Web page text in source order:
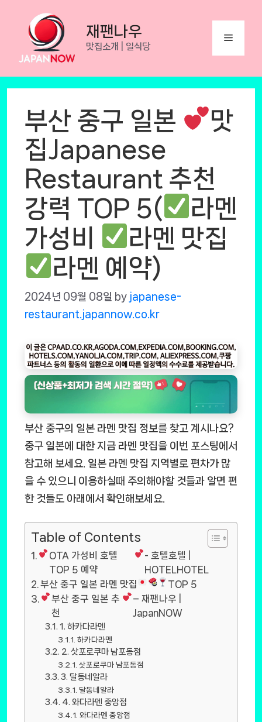
content
재팬나우
맛집소개 | 일식당
Menu
부산 중구 일본
맛
집Japanese
Restaurant 추천
강력 TOP 5(
라멘
가성비
라멘 맛집
라멘 예약)
2024년 09월 08일 by japanese-
restaurant.japannow.co.kr
부산 중구의 일본 라멘 맛집 정보를 찾고 계시나요?
중구 일본에 대한 지금 라멘 맛집을 이번 포스팅에서
참고해 보세요. 일본 라멘 맛집 지역별로 편차가 많
을 수 있으니 이용하실때 주의해야할 것들과 알면 편
한 것들도 아래에서 확인해보세요.
Table of Contents
OTA 가성비 호텔
TOP 5 예약
- 호텔호텔 |
HOTELHOTEL
부산 중구 일본 라멘 맛집
TOP 5
부산 중구 일본 추
천
– 재팬나우 |
JapanNOW
1. 하카다라멘
하카다라멘
2. 삿포로쿠마 남포동점
삿포로쿠마 남포동점
3. 달동네알라
달동네알라
4. 와다라멘 중앙점
와다라멘 중앙점